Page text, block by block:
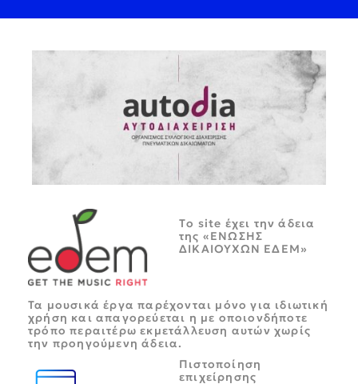
Tο site έχει την άδεια
της «ΕΝΩΣΗΣ
ΔΙΚΑΙΟΥΧΩΝ ΕΔΕΜ»
Τα μουσικά έργα παρέχονται μόνο για ιδιωτική
χρήση και απαγορεύεται η με οποιονδήποτε
τρόπο περαιτέρω εκμετάλλευση αυτών χωρίς
την προηγούμενη άδεια.
Πιστοποίηση
επιχείρησης